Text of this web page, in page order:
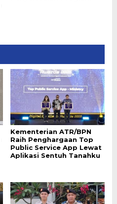
Kementerian ATR/BPN
Raih Penghargaan Top
Public Service App Lewat
Aplikasi Sentuh Tanahku